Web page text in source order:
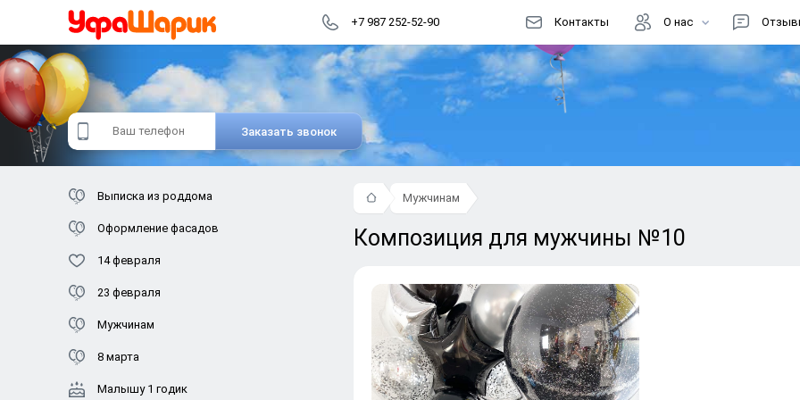
+7 987 252-52-90 Контакты О нас
Акции
Заказать звонок
Мужчинам
Композиция для мужчины №10
Выписка из роддома
Оформление фасадов
14 февраля
23 февраля
Мужчинам
8 марта
Малышу 1 годик